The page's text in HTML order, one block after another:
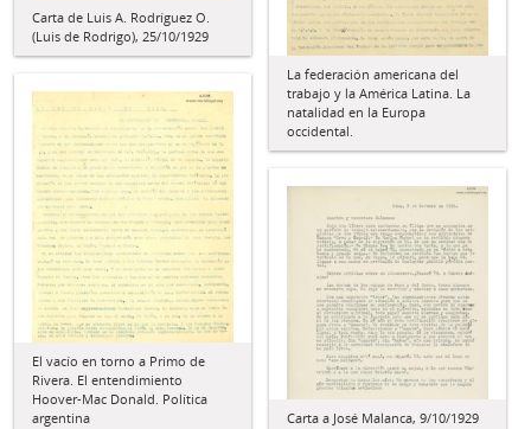
Carta de Luis A. Rodríguez O.
(Luis de Rodrigo), 25/10/1929
La federación americana del
trabajo y la América Latina. La
natalidad en la Europa
occidental.
El vacío en torno a Primo de
Rivera. El entendimiento
Hoover-Mac Donald. Política
argentina
Carta a José Malanca, 9/10/1929